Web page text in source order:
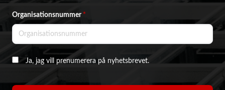
Organisationsnummer *
Ja, jag vill prenumerera på nyhetsbrevet.